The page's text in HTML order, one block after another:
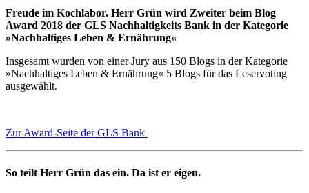
Freude im Kochlabor. Herr Grün wird Zweiter beim Blog
Award 2018 der GLS Nachhaltigkeits Bank in der Kategorie
»Nachhaltiges Leben & Ernährung«
Insgesamt wurden von einer Jury aus 150 Blogs in der Kategorie
»Nachhaltiges Leben & Ernährung« 5 Blogs für das Leservoting
ausgewählt.
Zur Award-Seite der GLS Bank
So teilt Herr Grün das ein. Da ist er eigen.